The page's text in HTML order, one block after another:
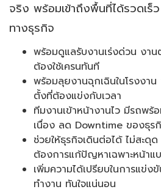
จริง พร้อมเข้าถึงพื้นที่ได้รวดเร็ว
ทางธุรกิจ
พร้อมดูแลรับงานเร่งด่วน งา
ต้องใช้เครนทันที
พร้อมลุยงานฉุกเฉินในโรงงา
ตั้งที่ต้องแข่งกับเวลา
ทีมงานเข้าหน้างานไว มีรถพ
เนื่อง ลด Downtime ของธุร
ช่วยให้ธุรกิจเดินต่อได้ ไม่สะดุด
ต้องการแก้ปัญหาเฉพาะหน้าแ
เพิ่มความได้เปรียบในการแข่ง
ทำงาน ทันใจแน่นอน